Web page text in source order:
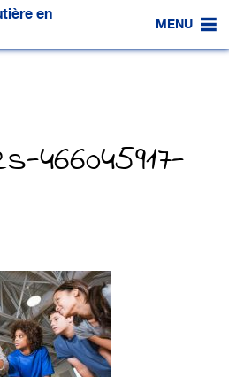
en
MENU
466045917-